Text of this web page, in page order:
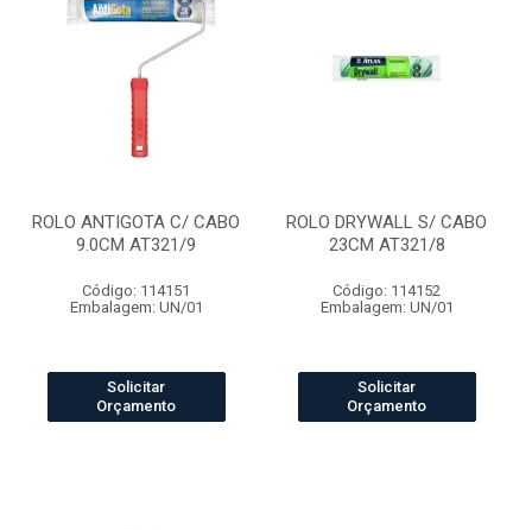
ROLO ANTIGOTA C/ CABO
9.0CM AT321/9
Código: 114151
Embalagem: UN/01
Solicitar
Orçamento
ROLO DRYWALL S/ CABO
23CM AT321/8
Código: 114152
Embalagem: UN/01
Solicitar
Orçamento